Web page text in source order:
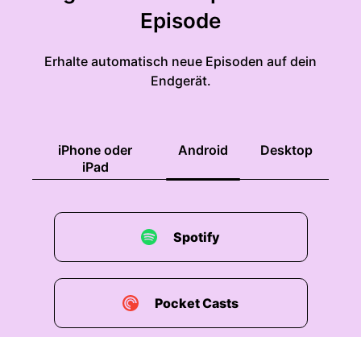
Episode
Erhalte automatisch neue Episoden auf dein
Endgerät.
iPhone oder
iPad
Android Desktop
Spotify
Pocket Casts